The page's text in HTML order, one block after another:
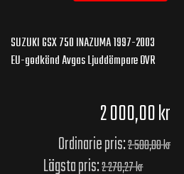
SUZUKI GSX 750 INAZUMA 1997-2003
EU-godkänd Avgas Ljuddämpare OVR
2 000,00 kr
Ordinarie pris:2 500,00 kr
Lägsta pris:2 270,27 kr